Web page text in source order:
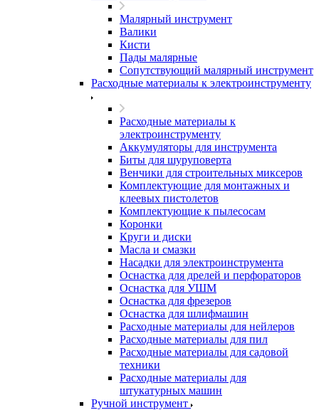
Малярный инструмент
Валики
Кисти
Пады малярные
Сопутствующий малярный инструмент
Расходные материалы к электроинструменту
Расходные материалы к
электроинструменту
Аккумуляторы для инструмента
Биты для шуруповерта
Венчики для строительных миксеров
Комплектующие для монтажных и
клеевых пистолетов
Комплектующие к пылесосам
Коронки
Круги и диски
Масла и смазки
Насадки для электроинструмента
Оснастка для дрелей и перфораторов
Оснастка для УШМ
Оснастка для фрезеров
Оснастка для шлифмашин
Расходные материалы для нейлеров
Расходные материалы для пил
Расходные материалы для садовой
техники
Расходные материалы для
штукатурных машин
Ручной инструмент